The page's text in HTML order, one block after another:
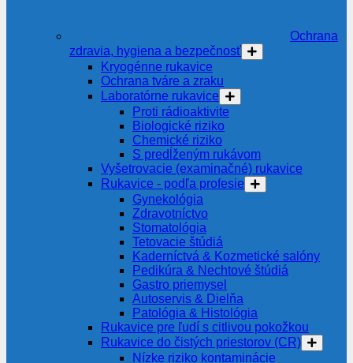
Ochrana
zdravia, hygiena a bezpečnosť
Kryogénne rukavice
Ochrana tváre a zraku
Laboratórne rukavice
Proti rádioaktivite
Biologické riziko
Chemické riziko
S predĺženým rukávom
Vyšetrovacie (examinačné) rukavice
Rukavice - podľa profesie
Gynekológia
Zdravotníctvo
Stomatológia
Tetovacie štúdiá
Kaderníctvá & Kozmetické salóny
Pedikúra & Nechtové štúdiá
Gastro priemysel
Autoservis & Dielňa
Patológia & Histológia
Rukavice pre ľudí s citlivou pokožkou
Rukavice do čistých priestorov (CR)
Nízke riziko kontaminácie